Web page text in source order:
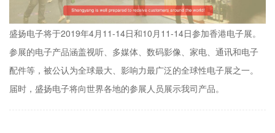
盛扬电子将于2019年4月11-14日和10月11-14日参加香港电子展。
参展的电子产品涵盖视听、多媒体、数码影像、家电、通讯和电子
配件等，被公认为全球最大、影响力最广泛的全球性电子展之一。
届时，盛扬电子将向世界各地的参展人员展示我司产品。